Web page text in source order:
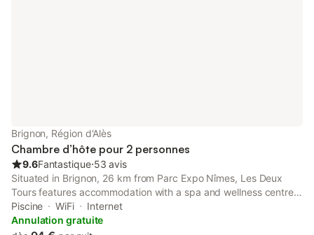
Brignon, Région d'Alès
Chambre d’hôte pour 2 personnes
9.6Fantastique⋅53 avis
Situated in Brignon, 26 km from Parc Expo Nîmes, Les Deux
Tours features accommodation with a spa and wellness centre,
free private parking, a seasonal outdoor swimming pool and a
garden. The property has pool and garden views.
Piscine WiFi
Internet
Annulation gratuite